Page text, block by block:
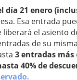
día 21 enero
Esa entrada
el asiento
de su
3 entradas más
40% de